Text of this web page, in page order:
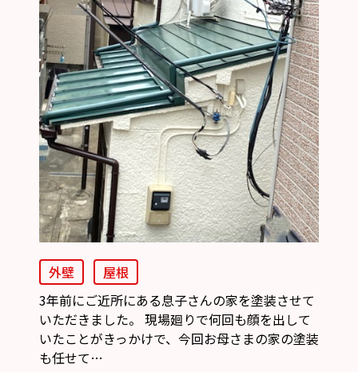
外壁
屋根
3年前にご近所にある息子さんの家を塗装させて
いただきました。 現場廻りで何回も顔を出して
いたことがきっかけで、今回お母さまの家の塗装
も任せて…